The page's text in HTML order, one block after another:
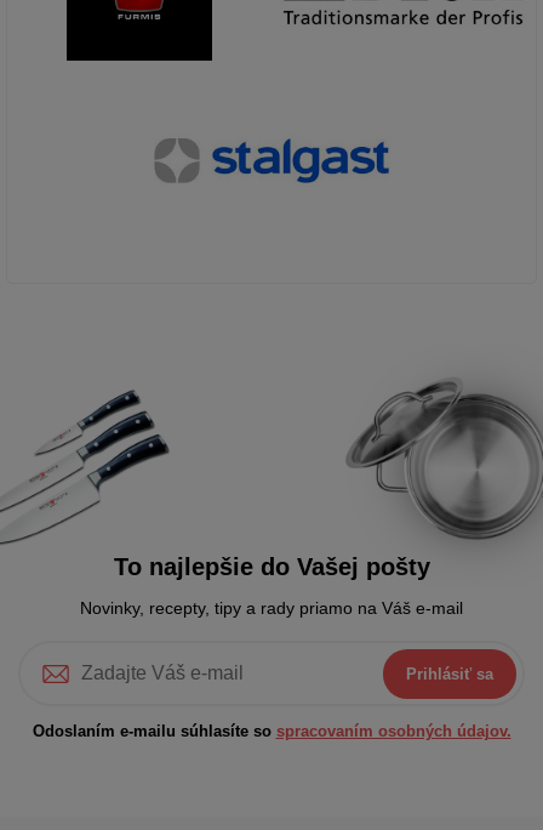
To najlepšie do Vašej pošty
Novinky, recepty, tipy a rady priamo na Váš e-mail
Prihlásiť sa
Odoslaním e-mailu súhlasíte so spracovaním osobných údajov.